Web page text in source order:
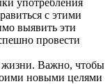
с этими
выявить эти
провести
Важно, чтобы
новыми целями